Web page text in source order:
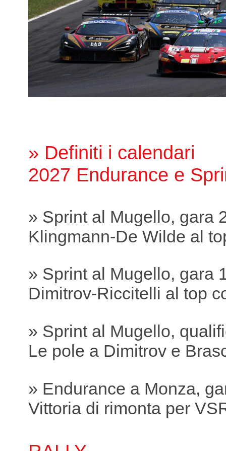
» Definiti i calendari
2027 Endurance e
» Sprint al Mugello, gara
Klingmann-De Wilde al
» Sprint al Mugello, gara
Dimitrov-Riccitelli al top
» Sprint al Mugello,
Le pole a Dimitrov e
» Endurance a Monza,
Vittoria di rimonta per